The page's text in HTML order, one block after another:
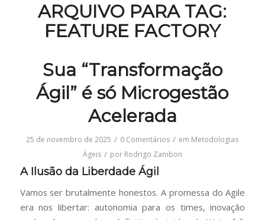
ARQUIVO PARA TAG:
FEATURE FACTORY
Sua “Transformação
Ágil” é só Microgestão
Acelerada
25 de novembro de 2025 / 0 Comentários / em Metodologias
Ágeis / por Rodrigo Zambon
A Ilusão da Liberdade Ágil
Vamos ser brutalmente honestos. A promessa do Agile
era nos libertar: autonomia para os times, inovação